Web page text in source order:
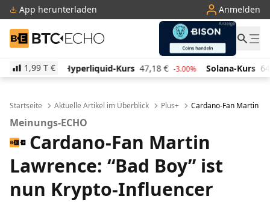
App herunterladen Anmelden
BTC-ECHO
1,99 T €
Kurs 47,18 € -3.00% Solana-Kurs 64,90 € 1.60% TRON-
Startseite Aktuelle Artikel im Überblick Plus+ Cardano-Fan Martin
Meinungs-ECHO
Cardano-Fan Martin
Lawrence: “Bad Boy” ist
nun Krypto-Influencer